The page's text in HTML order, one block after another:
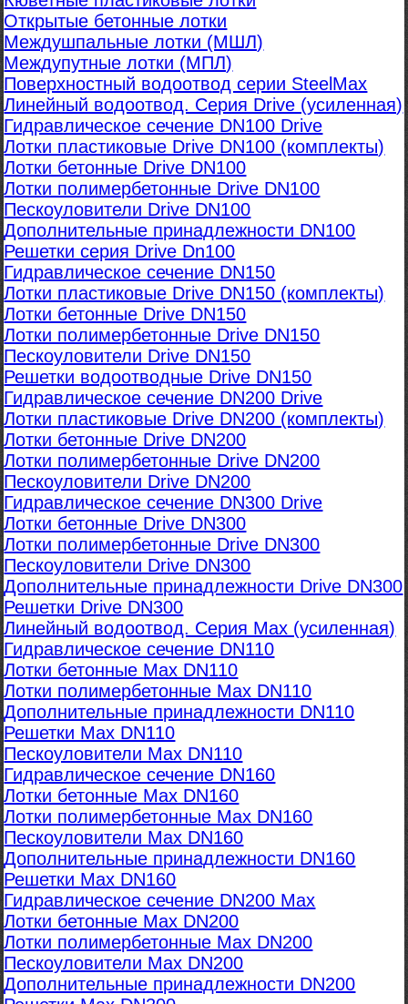
Открытые бетонные лотки
Междушпальные лотки (МШЛ)
Междупутные лотки (МПЛ)
Поверхностный водоотвод серии SteelMax
Линейный водоотвод. Серия Drive (усиленная)
Гидравлическое сечение DN100 Drive
Лотки пластиковые Drive DN100 (комплекты)
Лотки бетонные Drive DN100
Лотки полимербетонные Drive DN100
Пескоуловители Drive DN100
Дополнительные принадлежности DN100
Решетки серия Drive Dn100
Гидравлическое сечение DN150
Лотки пластиковые Drive DN150 (комплекты)
Лотки бетонные Drive DN150
Лотки полимербетонные Drive DN150
Пескоуловители Drive DN150
Решетки водоотводные Drive DN150
Гидравлическое сечение DN200 Drive
Лотки пластиковые Drive DN200 (комплекты)
Лотки бетонные Drive DN200
Лотки полимербетонные Drive DN200
Пескоуловители Drive DN200
Гидравлическое сечение DN300 Drive
Лотки бетонные Drive DN300
Лотки полимербетонные Drive DN300
Пескоуловители Drive DN300
Дополнительные принадлежности Drive DN300
Решетки Drive DN300
Линейный водоотвод. Серия Max (усиленная)
Гидравлическое сечение DN110
Лотки бетонные Max DN110
Лотки полимербетонные Max DN110
Дополнительные принадлежности DN110
Решетки Max DN110
Пескоуловители Max DN110
Гидравлическое сечение DN160
Лотки бетонные Max DN160
Лотки полимербетонные Max DN160
Пескоуловители Max DN160
Дополнительные принадлежности DN160
Решетки Max DN160
Гидравлическое сечение DN200 Max
Лотки бетонные Max DN200
Лотки полимербетонные Max DN200
Пескоуловители Max DN200
Дополнительные принадлежности DN200